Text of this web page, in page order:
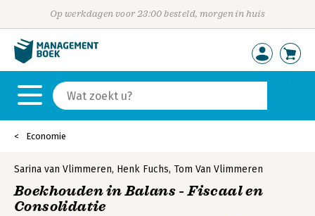
Op werkdagen voor 23:00 besteld, morgen in huis
Economie
Sarina van Vlimmeren, Henk Fuchs, Tom Van Vlimmeren
Boekhouden in Balans - Fiscaal en
Consolidatie